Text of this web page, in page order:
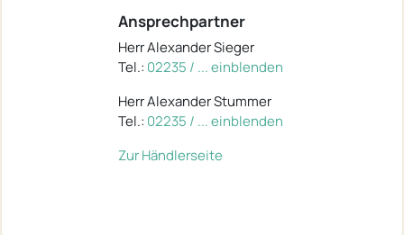
Ansprechpartner
Herr Alexander Sieger
Tel.: 02235 / ... einblenden
Herr Alexander Stummer
Tel.: 02235 / ... einblenden
Zur Händlerseite